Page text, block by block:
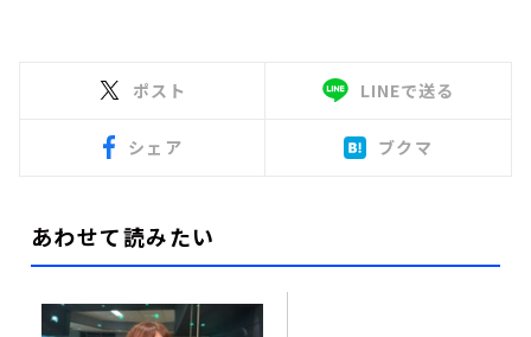
ポスト LINEで送る
シェア ブクマ
あわせて読みたい